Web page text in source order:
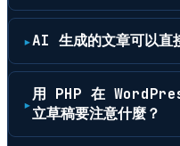
AI 生成的文章可以直
用 PHP 在
立草稿要注意什麼？